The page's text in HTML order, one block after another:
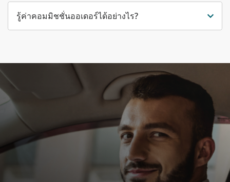
รู้ค่าคอมมิชชั่นออเดอร์ได้อย่างไร?